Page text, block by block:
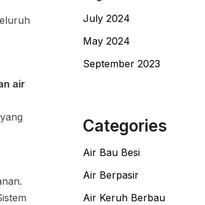
air
July 2024
May 2024
September 2023
Categories
Air Bau Besi
Air Berpasir
Air Keruh Berbau